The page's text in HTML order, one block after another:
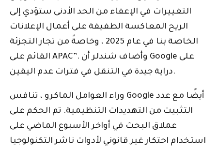
التغييرات في الإعفاء من الحد الأدنى ستؤدي إلى
الريح المعاكسة الطفيفة على أعمال الإعلانات
الخاصة بنا في عام 2025 ، وخاصةً من تجار التجزئة
القائم على APAC”. وأضاف شندلر أن Google على
دراية جيدة في التنقل في فترات عدم اليقين.
وراء العوامل الماكرو ، تنافس Google أيضًا مع عدد
التثبيت من التهديدات التنظيمية. تم الحكم على
عملاق البحث في أواخر الأسبوع الماضي على
استخدام احتكار غير قانوني لأدوات ناشر التكنولوجيا